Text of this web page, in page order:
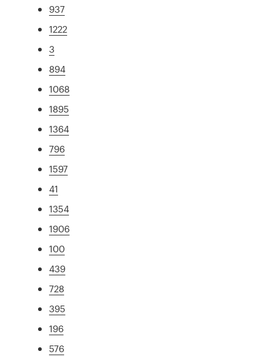
937
1222
3
894
1068
1895
1364
796
1597
41
1354
1906
100
439
728
395
196
576